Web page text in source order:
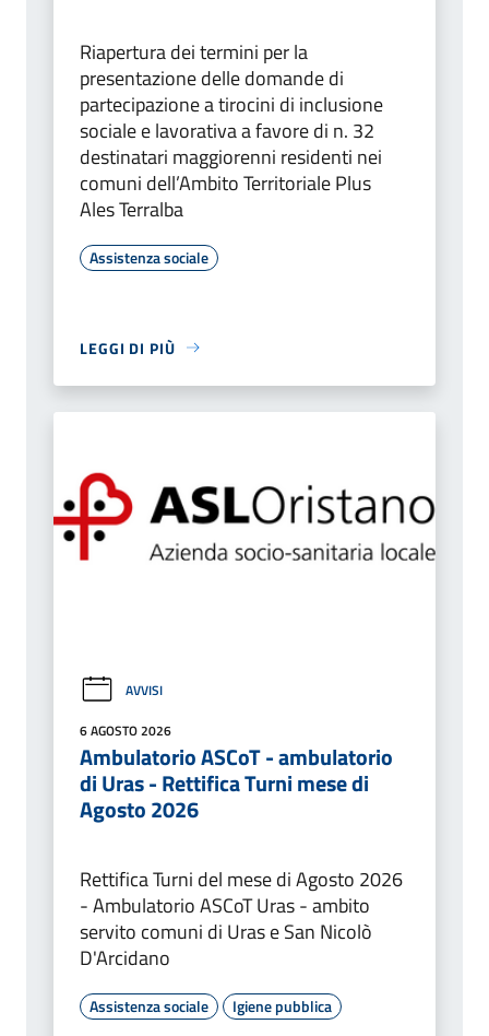
Riapertura dei termini per la
presentazione delle domande di
partecipazione a tirocini di inclusione
sociale e lavorativa a favore di n. 32
destinatari maggiorenni residenti nei
comuni dell’Ambito Territoriale Plus
Ales Terralba
Assistenza sociale
LEGGI DI PIÙ
AVVISI
6 AGOSTO 2026
Ambulatorio ASCoT - ambulatorio
di Uras - Rettifica Turni mese di
Agosto 2026
Rettifica Turni del mese di Agosto 2026
- Ambulatorio ASCoT Uras - ambito
servito comuni di Uras e San Nicolò
D'Arcidano
Assistenza sociale Igiene pubblica